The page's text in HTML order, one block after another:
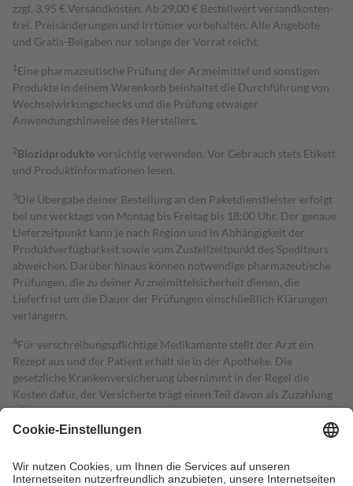
zzgl. 3,95 € Versandkosten. Ab 29,00 € Bestell­wert versand­kosten­
frei. Preisänderungen und Irrtümer vorbehalten. Alle Angebote
und Gratis-Beigaben nur solange der Vorrat reicht.
1 Eine pharmazeutische Prüfung der Arzneimittel und sonstigen
Produkte in deinem Warenkorb beinhaltet die Durchführung von
Wechselwirkungschecks und die Prüfung etwaiger
Anwendungshinweise des Herstellers.
2Biozidproduktevorsichtig verwenden. Vor Gebrauch stets Etikett
und Produktinformationen lesen.
3Die Übergabe deiner Bestellung an den Paketdienstleister erfolgt
bei uns werktags von Montag bis Freitag bis 18:00 Uhr. Der genaue
Lieferzeitpunkt kann je nach Region und in Abhängigkeit der
Produktverfügbarkeit sowie vom Zustellzeitpunkt des Spediteurs
abweichen. Darüber hinaus können notwendige pharmazeutische
Prüfungen, die zu deiner Arzneimittelsicherheit dienen, die
Lieferfrist um die Dauer der Prüfungen einschließlich Klärungen
verlängern.
4Für verschreibungspflichtige Medikamente stellt der Arzt ein
Rezept aus und der Patient erhält sie in der Apotheke. Die
gesetzliche Krankenversicherung übernimmt in der Regel die
Kosten dafür, der Versicherte trägt einen Teil davon als Zuzahlung
mit.
Grundsätzlich leisten Mitglieder Zuzahlungen in Höhe von zehn
höchstens zehn Euro.
Es sind jedoch nie mehr als die tatsächlichen
Kosten der Leistung zu entrichten.